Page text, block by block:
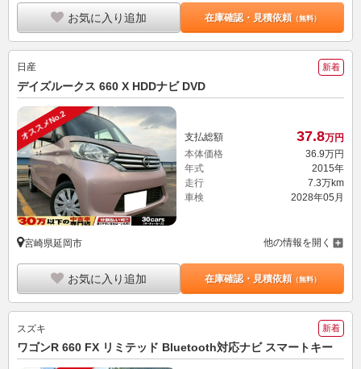
お気に入り追加 在庫確認・見積依頼（無料）
日産 新着
デイズルークス 660 X HDDナビ DVD
オススメNo.2 支払総額 37.8万円
本体価格
36. 9万円
年式
2015年
走行
7.3万km
車検
2028年05月
宮崎県延岡市 他の情報を開く
お気に入り追加 在庫確認・見積依頼（無料）
スズキ 新着
ワゴンR 660 FX リミテッド Bluetooth対応ナビ スマートキー